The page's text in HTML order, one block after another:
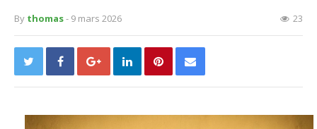
By thomas- 9 mars 2026 23